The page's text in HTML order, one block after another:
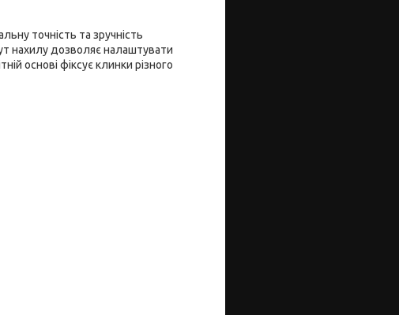
точність та зручність
нахилу дозволяє налаштувати
основі фіксує клинки різного